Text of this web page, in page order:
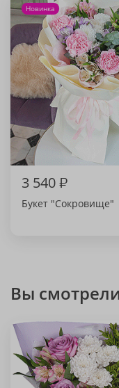
Новинка
3 540₽
Букет "Сокровище"
Вы